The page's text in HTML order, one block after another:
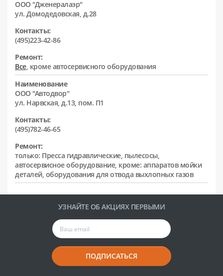
ООО "Дженералаэр"
ул. Домодедовская, д.28
Контакты:
(495)223-42-86
Ремонт:
Все, кроме автосервисного оборудования
Наименование
ООО "Автодвор"
ул. Нарвская, д.13, пом. П1
Контакты:
(495)782-46-65
Ремонт:
только: Пресса гидравлические, пылесосы,
автосервисное оборудование, кроме: аппаратов мойки
деталей, оборудования для отвода выхлопных газов
УЗНАЙТЕ ОБ АКЦИЯХ ПЕРВЫМИ
ПОДПИСАТЬСЯ